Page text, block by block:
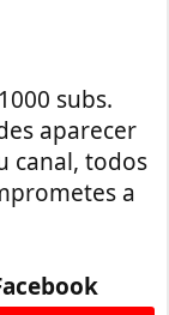
subs.
aparecer
canal, todos
a